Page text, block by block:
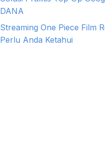
DANA
Streaming One Piece Film
Perlu Anda Ketahui